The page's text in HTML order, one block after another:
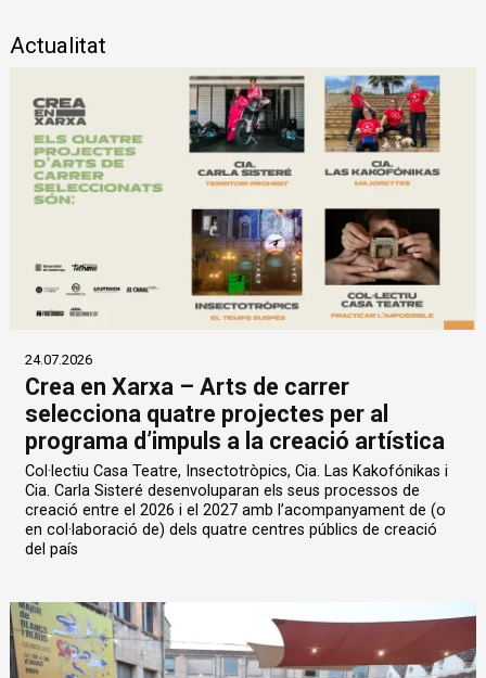
Actualitat
24.07.2026
Crea en Xarxa – Arts de carrer
selecciona quatre projectes per al
programa d’impuls a la creació artística
Col·lectiu Casa Teatre, Insectotròpics, Cia. Las Kakofónikas i
Cia. Carla Sisteré desenvoluparan els seus processos de
creació entre el 2026 i el 2027 amb l’acompanyament de (o
en col·laboració de) dels quatre centres públics de creació
del país